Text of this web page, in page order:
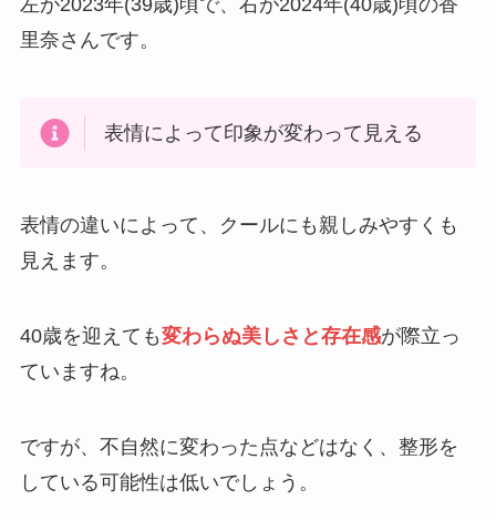
里奈さんです。
表情によって印象が変わって見える
表情の違いによって、クールにも親しみやすくも
見えます。
40歳を迎えても変わらぬ美しさと存在感が際立っ
ていますね。
ですが、不自然に変わった点などはなく、整形を
している可能性は低いでしょう。